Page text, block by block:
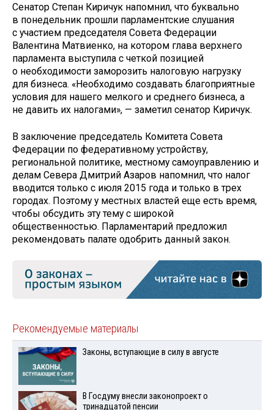
Сенатор Степан Киричук напомнил, что буквально
в понедельник прошли парламентские слушания
с участием председателя Совета Федерации
Валентина Матвиенко, на котором глава верхнего
парламента выступила с четкой позицией
о необходимости заморозить налоговую нагрузку
для бизнеса. «Необходимо создавать благоприятные
условия для нашего мелкого и среднего бизнеса, а
не давить их налогами», — заметил сенатор Киричук.
В заключение председатель Комитета Совета
Федерации по федеративному устройству,
региональной политике, местному самоуправлению и
делам Севера Дмитрий Азаров напомнил, что налог
вводится только с июля 2015 года и только в трех
городах. Поэтому у местных властей еще есть время,
чтобы обсудить эту тему с широкой
общественностью. Парламентарий предложил
рекомендовать палате одобрить данный закон.
Рекомендуемые материалы
Законы, вступающие в силу в августе
В Госдуму внесли законопроект о
тринадцатой пенсии